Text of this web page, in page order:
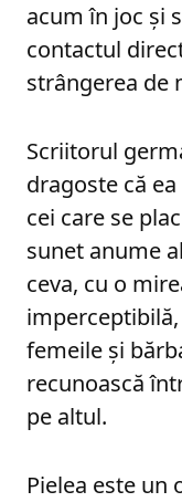
acum în joc și
contactul
strângerea de
Scriitorul
dragoste că
cei care se
sunet anume
ceva, cu o
femeile și
recunoască
pe altul.
Pielea este un